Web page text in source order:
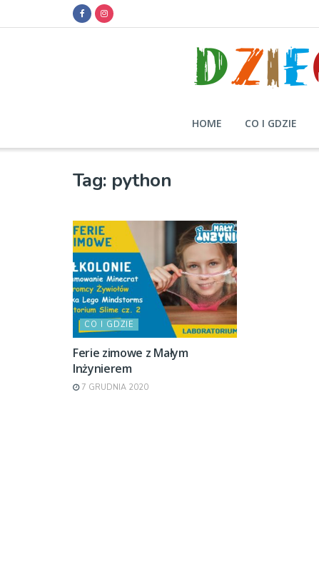
HOME CO I GDZIE
Tag: python
CO I GDZIE
Ferie zimowe z Małym
Inżynierem
7 GRUDNIA 2020